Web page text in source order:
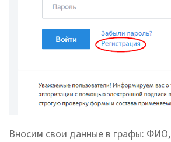
Вносим свои данные в графы: